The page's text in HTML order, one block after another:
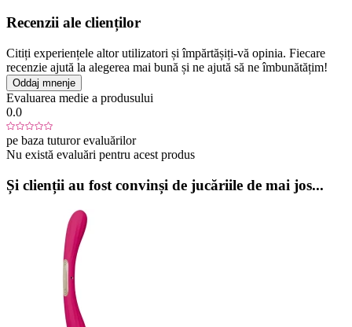
Recenzii ale clienților
Citiți experiențele altor utilizatori și împărtășiți-vă opinia. Fiecare
recenzie ajută la alegerea mai bună și ne ajută să ne îmbunătățim!
Oddaj mnenje
Evaluarea medie a produsului
0.0
pe baza tuturor evaluărilor
Nu există evaluări pentru acest produs
Și clienții au fost convinși de jucăriile de mai jos...